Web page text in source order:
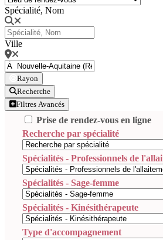
Spécialité, Nom
Ville
Rayon
Recherche
Filtres Avancés
Prise de rendez-vous en ligne
Recherche par spécialité
Spécialités - Professionnels de
Spécialités - Sage-femme
Spécialités - Kinésithérapeute
Type d'accompagnement